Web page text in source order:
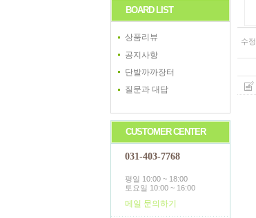
BOARD LIST
상품리뷰
공지사항
단발까까장터
질문과 대답
CUSTOMER CENTER
031-403-7768
평일 10:00 ~ 18:00
토요일 10:00 ~ 16:00
메일 문의하기
수정